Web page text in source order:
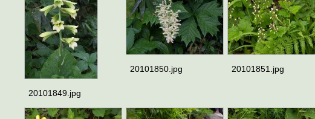
20101849.jpg
20101850.jpg 20101851.jpg